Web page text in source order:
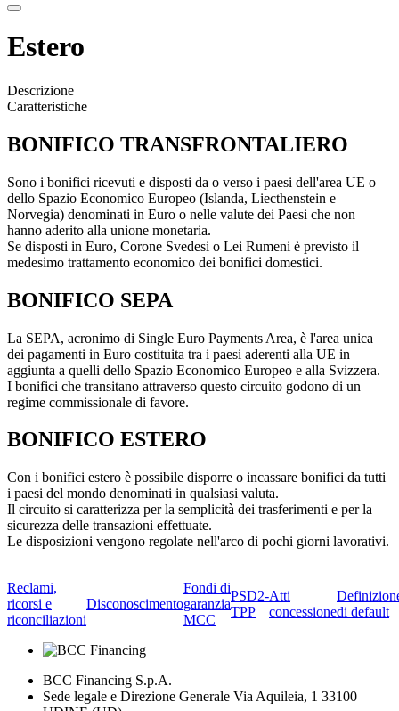
Estero
Descrizione
Caratteristiche
BONIFICO TRANSFRONTALIERO
Sono i bonifici ricevuti e disposti da o verso i paesi dell'area UE o
dello Spazio Economico Europeo (Islanda, Liecthenstein e
Norvegia) denominati in Euro o nelle valute dei Paesi che non
hanno aderito alla unione monetaria.
Se disposti in Euro, Corone Svedesi o Lei Rumeni è previsto il
medesimo trattamento economico dei bonifici domestici.
BONIFICO SEPA
La SEPA, acronimo di Single Euro Payments Area, è l'area unica
dei pagamenti in Euro costituita tra i paesi aderenti alla UE in
aggiunta a quelli dello Spazio Economico Europeo e alla Svizzera.
I bonifici che transitano attraverso questo circuito godono di un
regime commissionale di favore.
BONIFICO ESTERO
Con i bonifici estero è possibile disporre o incassare bonifici da tutti
i paesi del mondo denominati in qualsiasi valuta.
Il circuito si caratterizza per la semplicità dei trasferimenti e per la
sicurezza delle transazioni effettuate.
Le disposizioni vengono regolate nell'arco di pochi giorni lavorativi.
Reclami,
ricorsi e
riconciliazioni
Disconoscimento
Fondi di
garanzia
MCC
PSD2-
TPP
Atti
concessionedi default
BCC Financing S.p.A.
Sede legale e Direzione Generale Via Aquileia, 1 33100